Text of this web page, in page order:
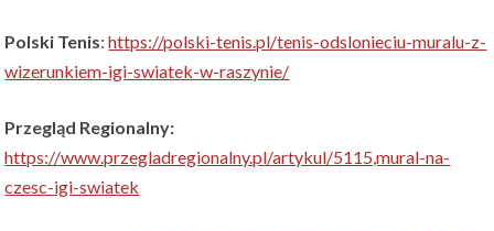
Polski Tenis:https://polski-tenis.pl/tenis-odslonieciu-muralu-z-
wizerunkiem-igi-swiatek-w-raszynie/
Przegląd Regionalny:
https://www.przegladregionalny.pl/artykul/5115,mural-na-
czesc-igi-swiatek